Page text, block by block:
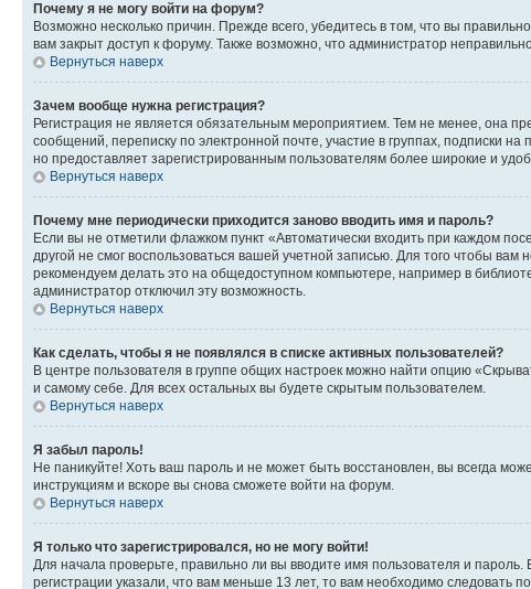
Почему я не могу войти на форум?
Возможно несколько причин. Прежде всего, убедитесь в том, что вы
вам закрыт доступ к форуму. Также возможно, что администратор
Вернуться наверх
Зачем вообще нужна регистрация?
Регистрация не является обязательным мероприятием. Тем не менее, она
сообщений, переписку по электронной почте, участие в группах, подписки
но предоставляет зарегистрированным пользователям более широкие и
Вернуться наверх
Почему мне периодически приходится заново вводить имя и пароль?
Если вы не отметили флажком пункт «Автоматически входить при каждом
другой не смог воспользоваться вашей учетной записью. Для того чтобы
рекомендуем делать это на общедоступном компьютере, например в
администратор отключил эту возможность.
Вернуться наверх
Как сделать, чтобы я не появлялся в списке активных пользователей?
В центре пользователя в группе общих настроек можно найти опцию
и самому себе. Для всех остальных вы будете скрытым пользователем.
Вернуться наверх
Я забыл пароль!
Не паникуйте! Хоть ваш пароль и не может быть восстановлен, вы всегда
инструкциям и вскоре вы снова сможете войти на форум.
Вернуться наверх
Я только что зарегистрировался, но не могу войти!
Для начала проверьте, правильно ли вы вводите имя пользователя и
регистрации указали, что вам меньше 13 лет, то вам необходимо следовать